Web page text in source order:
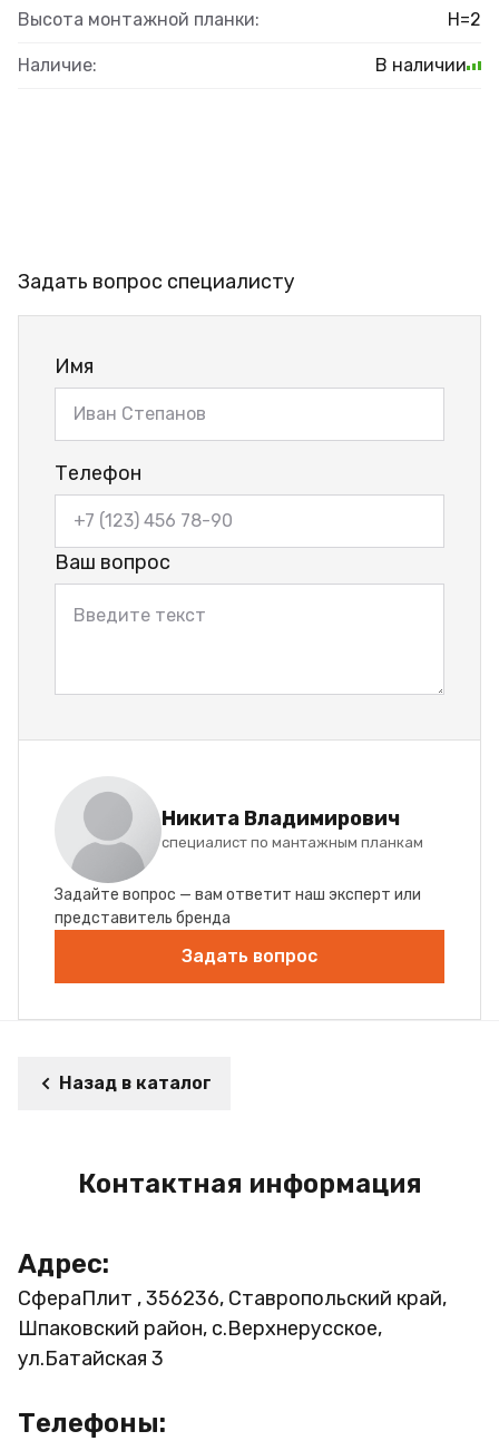
Высота монтажной планки: H=2
Наличие: В наличии
Задать вопрос специалисту
Имя
Телефон
Ваш вопрос
Никита Владимирович
специалист по мантажным планкам
Задайте вопрос — вам ответит наш эксперт или
представитель бренда
Задать вопрос
Назад в каталог
Контактная информация
Адрес:
СфераПлит , 356236, Ставропольский край,
Шпаковский район, с.Верхнерусское,
ул.Батайская 3
Телефоны: